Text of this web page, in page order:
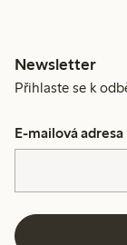
Newsletter
Přihlaste se k
E-mailová adresa